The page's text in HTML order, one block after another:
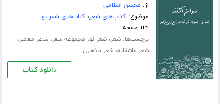
از: محسن اسلامی
موضوع:کتاب‌های شعر،کتاب‌های شعر نو
۱۲۹ صفحه
برچسب‌ها:شعر،شعر نو، مجموعه شعر،شاعر معاصر،
شعر عاشقانه،شعر مذهبی
دانلود کتاب